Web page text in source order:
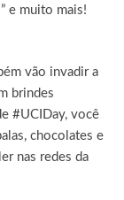
e muito mais!
vão invadir a
brindes
#UCIDay, você
chocolates e
nas redes da